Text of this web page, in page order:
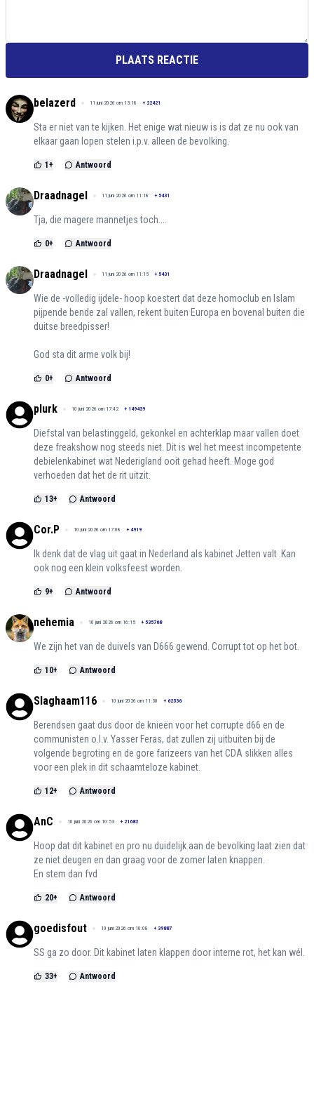
PLAATS REACTIE
belazerd 11 juni 2026 om 13:18 + 22421
Sta er niet van te kijken. Het enige wat nieuw is is dat ze nu ook van
elkaar gaan lopen stelen i.p.v. alleen de bevolking.
1 + Antwoord
Draadnagel 11 juni 2026 om 11:18 + 5431
Tja, die magere mannetjes toch....
0+ Antwoord
Draadnagel 11 juni 2026 om 11:15 + 5431
Wie de -volledig ijdele- hoop koestert dat deze homoclub en Islam
pijpende bende zal vallen, rekent buiten Europa en bovenal buiten die
duitse breedpisser!
God sta dit arme volk bij!
0+ Antwoord
plurk 10 juni 2026 om 17:42 + 149439
Diefstal van belastinggeld, gekonkel en achterklap maar vallen doet
deze freakshow nog steeds niet. Dit is wel het meest incompetente
debielenkabinet wat Nederigland ooit gehad heeft. Moge god
verhoeden dat het de rit uitzit.
13+ Antwoord
Cor.P 10 juni 2026 om 17:08 + 4919
Ik denk dat de vlag uit gaat in Nederland als kabinet Jetten valt .Kan
ook nog een klein volksfeest worden.
9+ Antwoord
nehemia 10 juni 2026 om 16:15 + 535768
We zijn het van de duivels van D666 gewend. Corrupt tot op het bot.
10+ Antwoord
Slaghaam116 10 juni 2026 om 11:50 + 62536
Berendsen gaat dus door de knieën voor het corrupte d66 en de
communisten o.l.v. Yasser Feras, dat zullen zij uitbuiten bij de
volgende begroting en de gore farizeers van het CDA slikken alles
voor een plek in dit schaamteloze kabinet.
12+ Antwoord
AnC 10 juni 2026 om 10:53 + 21682
Hoop dat dit kabinet en pro nu duidelijk aan de bevolking laat zien dat
ze niet deugen en dan graag voor de zomer laten knappen.
En stem dan fvd
20+ Antwoord
goedisfout 10 juni 2026 om 10:08 + 39887
SS ga zo door. Dit kabinet laten klappen door interne rot, het kan wél.
33+ Antwoord